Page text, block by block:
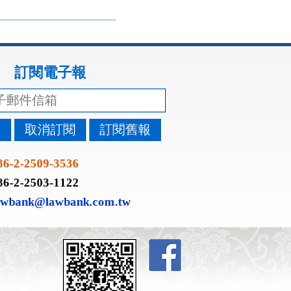
訂閱電子報
取消訂閱 訂閱舊報
2-2509-3536
2503-1122